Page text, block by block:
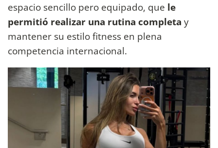
espacio sencillo pero equipado, que le
permitió realizar una rutina completa y
mantener su estilo fitness en plena
competencia internacional.